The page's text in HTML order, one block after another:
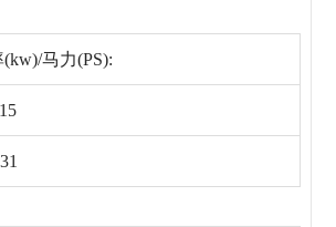
马力(PS):